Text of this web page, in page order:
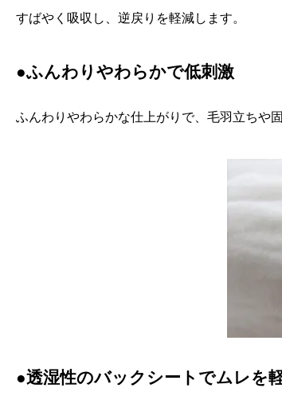
すばやく吸収し、逆戻りを軽減します。
●ふんわりやわらかで低刺激
ふんわりやわらかな仕上がりで、毛羽立ちや
●透湿性のバックシートでムレを